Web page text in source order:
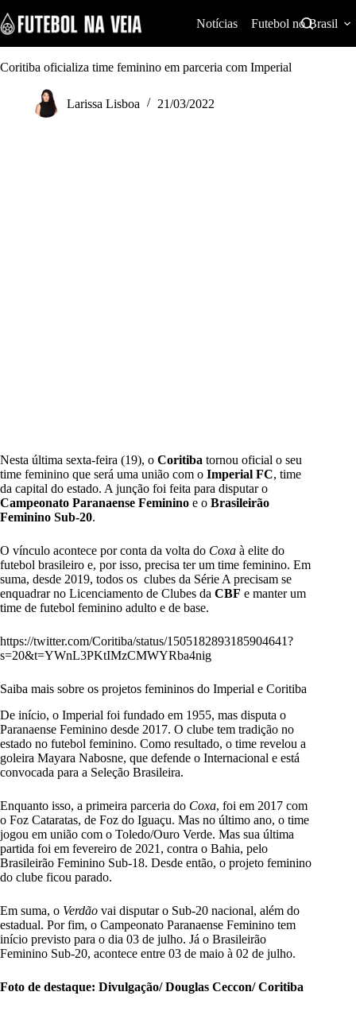
k
i
p
t
Notícias Futebol no Brasil
Coritiba oficializa time feminino em parceria com Imperial
Larissa Lisboa 21/03/2022
Nesta última sexta-feira (19), o Coritiba tornou oficial o seu
time feminino que será uma união com o Imperial FC, time
da capital do estado. A junção foi feita para disputar o
Campeonato Paranaense Feminino e o Brasileirão
Feminino Sub-20.
O vínculo acontece por conta da volta do Coxa à elite do
futebol brasileiro e, por isso, precisa ter um time feminino. Em
suma, desde 2019, todos os clubes da Série A precisam se
enquadrar no Licenciamento de Clubes da CBF e manter um
time de futebol feminino adulto e de base.
https://twitter.com/Coritiba/status/1505182893185904641?
s=20&t=YWnL3PKtIMzCMWYRba4nig
Saiba mais sobre os projetos femininos do Imperial e Coritiba
De início, o Imperial foi fundado em 1955, mas disputa o
Paranaense Feminino desde 2017. O clube tem tradição no
estado no futebol feminino. Como resultado, o time revelou a
goleira Mayara Nabosne, que defende o Internacional e está
convocada para a Seleção Brasileira.
Enquanto isso, a primeira parceria do Coxa, foi em 2017 com
o Foz Cataratas, de Foz do Iguaçu. Mas no último ano, o time
jogou em união com o Toledo/Ouro Verde. Mas sua última
partida foi em fevereiro de 2021, contra o Bahia, pelo
Brasileirão Feminino Sub-18. Desde então, o projeto feminino
do clube ficou parado.
Em suma, o Verdão vai disputar o Sub-20 nacional, além do
estadual. Por fim, o Campeonato Paranaense Feminino tem
início previsto para o dia 03 de julho. Já o Brasileirão
Feminino Sub-20, acontece entre 03 de maio à 02 de julho.
Foto de destaque: Divulgação/ Douglas Ceccon/ Coritiba